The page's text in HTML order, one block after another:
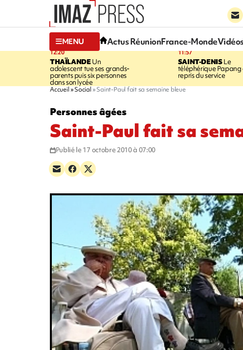
MENU Actus RéunionFrance-Monde
12:20
THAÏLANDEUn
adolescent tue ses grands-
parents puis six personnes
dans son lycée
11:57
SAINT-DENISLe
téléphérique Papang
repris du service
Accueil Social Saint-Paul fait sa semaine bleue
Personnes âgées
Saint-Paul fait sa
Publié le 17 octobre 2010 à 07:00